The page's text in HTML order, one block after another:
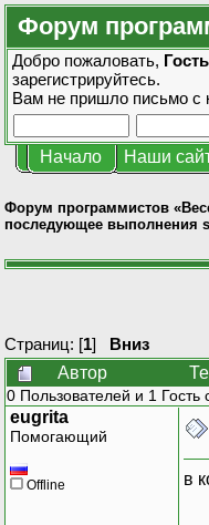
Форум
Добро пожаловать, Гость
зарегистрируйтесь.
Вам не пришло письмо с
Начало Наши
Форум программистов
последующее выполнения
Страниц: [1] Вниз
Автор
0 Пользователей и 1 Гость
eugrita
Помогающий
Offline в